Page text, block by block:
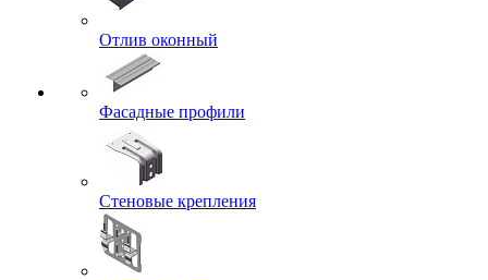
Отлив оконный
Фасадные профили
Стеновые крепления